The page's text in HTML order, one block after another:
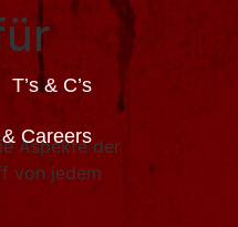
T’s & C’s
Careers
Aspekte der
von jedem